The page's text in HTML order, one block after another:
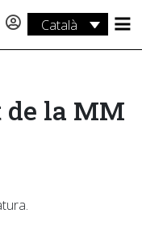
Català
la MM